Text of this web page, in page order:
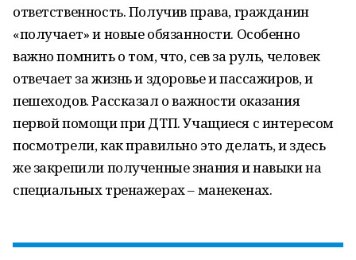
ответственность. Получив права, гражданин
«получает» и новые обязанности. Особенно
важно помнить о том, что, сев за руль, человек
отвечает за жизнь и здоровье и пассажиров, и
пешеходов. Рассказал о важности оказания
первой помощи при ДТП. Учащиеся с интересом
посмотрели, как правильно это делать, и здесь
же закрепили полученные знания и навыки на
специальных тренажерах – манекенах.